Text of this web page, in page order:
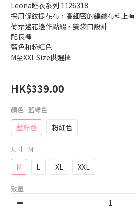
Leona睡衣系列 1126318
採用條紋提花布，高細密的編織布料上
荷葉邊花邊作點綴，雙袋口設計
配長褲
藍色和粉紅色
M至XXL Size供選擇
HK$339.00
顏色 : 藍綠色
藍綠色 粉紅色
尺寸 : M
M L XL XXL
數量